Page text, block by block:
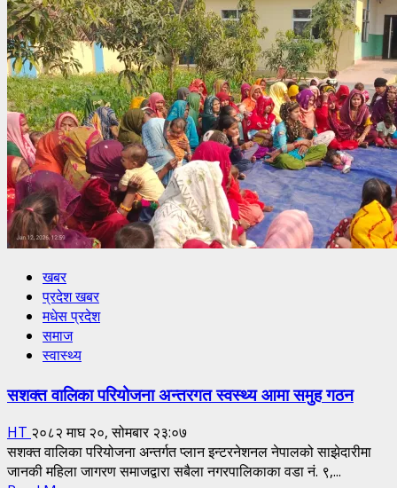
सबैलामा
पोषण
प्रदर्शन
कार्यक्रम
सम्पन्न
खबर
प्रदेश खबर
मधेस प्रदेश
समाज
स्वास्थ्य
सशक्त वालिका परियोजना अन्तरगत स्वस्थ्य आमा समुह गठन
HT २०८२ माघ २०, सोमबार २३:०७
सशक्त वालिका परियोजना अन्तर्गत प्लान इन्टरनेशनल नेपालको साझेदारीमा
जानकी महिला जागरण समाजद्वारा सबैला नगरपालिकाका वडा नं. ९,...